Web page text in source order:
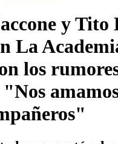
y Tito
La
los